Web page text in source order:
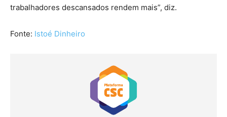
trabalhadores descansados rendem mais”, diz.
Fonte: Istoé Dinheiro